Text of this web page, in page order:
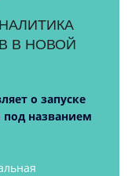
В НОВОЙ
о запуске
названием